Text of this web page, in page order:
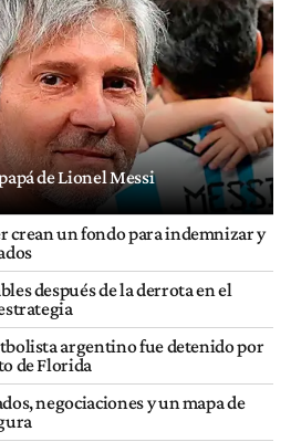
de Lionel Messi
crean un fondo para indemnizar y
después de la derrota en el
argentino fue detenido por
de Florida
negociaciones y un mapa de